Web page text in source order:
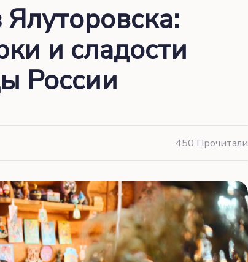
и сладости
России
450 Прочитали